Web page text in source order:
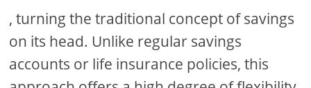
, turning the traditional concept of savings
on its head. Unlike regular savings
accounts or life insurance policies, this